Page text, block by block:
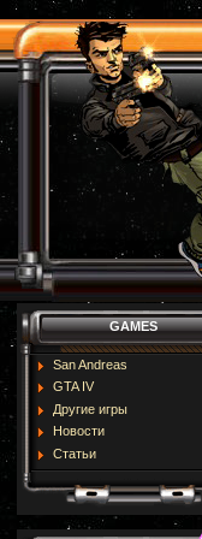
GAMES
San Andreas
GTA IV
Другие игры
Новости
Статьи